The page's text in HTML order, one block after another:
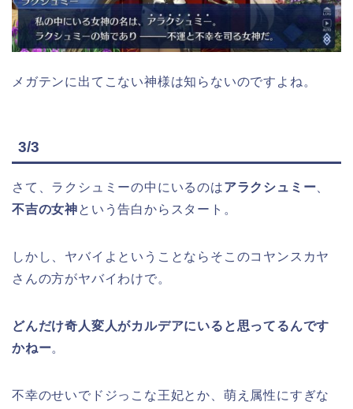
メガテンに出てこない神様は知らないのですよね。
3/3
さて、ラクシュミーの中にいるのはアラクシュミー
不吉の女神という告白からスタート。
しかし、ヤバイよということならそこのコヤンスカヤ
さんの方がヤバイわけで。
どんだけ奇人変人がカルデアにいると思ってるんです
かねー。
不幸のせいでドジっこな王妃とか、萌え属性にすぎな